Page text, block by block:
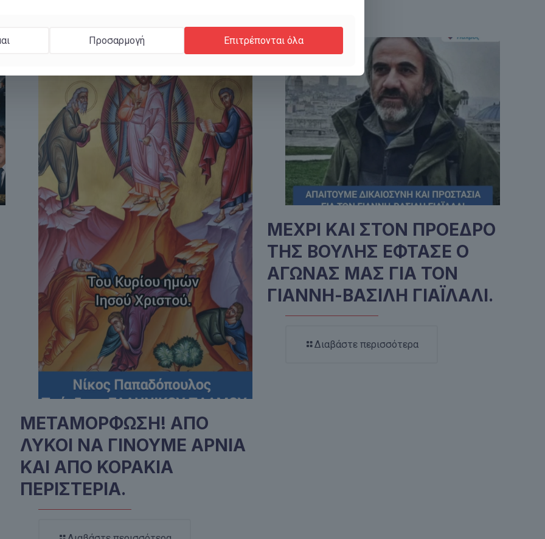
ΜΕΤΑΜΟΡΦΩΣΗ! ΑΠΟ
ΛΥΚΟΙ ΝΑ ΓΙΝΟΥΜΕ ΑΡΝΙΑ
ΚΑΙ ΑΠΟ ΚΟΡΑΚΙΑ
ΠΕΡΙΣΤΕΡΙΑ.
ΜΕΧΡΙ ΚΑΙ ΣΤΟΝ ΠΡΟΕΔΡΟ
ΤΗΣ ΒΟΥΛΗΣ ΕΦΤΑΣΕ Ο
ΑΓΩΝΑΣ ΜΑΣ ΓΙΑ ΤΟΝ
ΓΙΑΝΝΗ-ΒΑΣΙΛΗ ΓΙΑΪΛΑΛΙ.
Διαβάστε περισσότερα
Προσαρμογή Επιτρέπονται όλα